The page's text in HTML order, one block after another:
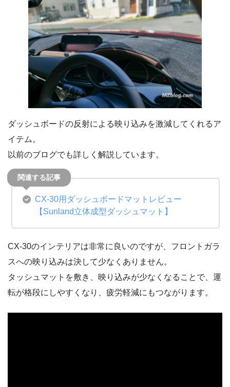
ダッシュボードの反射による映り込みを激減してくれるア
イテム。
以前のブログでも詳しく解説しています。
CX-30用ダッシュボードマットレビュー
【Sunland立体成型ダッシュマット】
CX-30のインテリアは非常に良いのですが、フロントガラ
スへの映り込みは決して少なくありません。
タッシュマットを敷き、映り込みが少なくなることで、運
転が格段にしやすくなり、疲労軽減にもつながります。